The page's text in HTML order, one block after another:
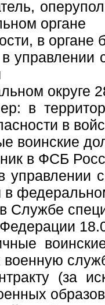
органе
в органе
округе
в
воинские
в ФСБ
воинские
(за